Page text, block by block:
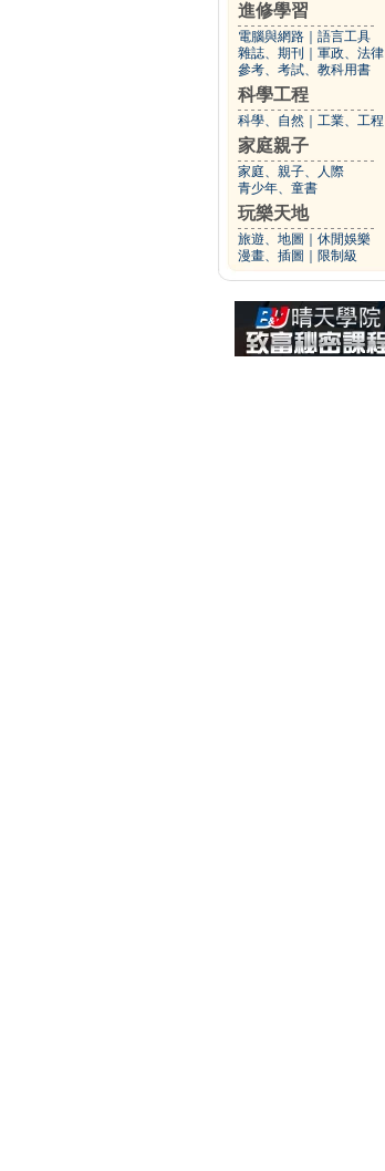
進修學習
電腦與網路
語言工具
雜誌、期刊
軍政、法律
參考、考試、教科用書
科學工程
科學、自然 工業、工程
家庭親子
家庭、親子、人際
青少年、童書
玩樂天地
旅遊、地圖
休閒娛樂
漫畫、插圖
限制級